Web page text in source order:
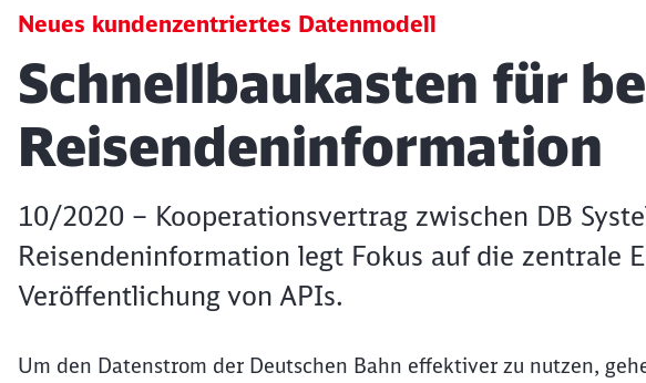
Neues kundenzentriertes Datenmodell
Artikel:
Schnellbaukasten für
Reisendeninformation
10/2020 – Kooperationsvertrag zwischen DB
Reisendeninformation legt Fokus auf die zentrale
Veröffentlichung von APIs.
Um den Datenstrom der Deutschen Bahn effektiver zu nutzen,